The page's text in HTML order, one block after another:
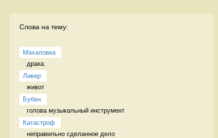
Слова на тему:
Махаловка
драка.
Ливер
живот
Бубен
голова музыкальный инструмент
Катастроф
неправильно сделанное дело